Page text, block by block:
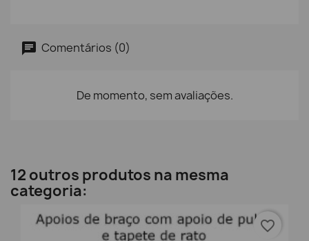
Comentários (0)
De momento, sem avaliações.
12 outros produtos na mesma
categoria:
favorite_border